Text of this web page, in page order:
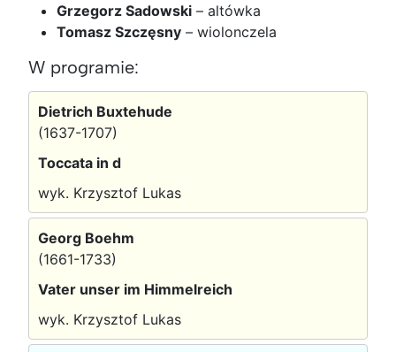
Grzegorz Sadowski – altówka
Tomasz Szczęsny – wiolonczela
W programie:
Dietrich Buxtehude
(1637-1707)
Toccata in d
wyk. Krzysztof Lukas
Georg Boehm
(1661-1733)
Vater unser im Himmelreich
wyk. Krzysztof Lukas